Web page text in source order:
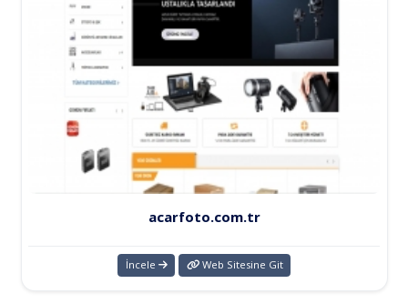
acarfoto.com.tr
İncele Web Sitesine Git